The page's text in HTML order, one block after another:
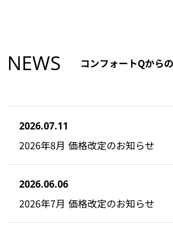
NEWS コンフォートQから
2026.07.11
2026年8月 価格改定のお知らせ
2026.06.06
2026年7月 価格改定のお知らせ